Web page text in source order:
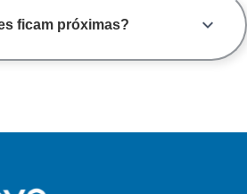
ficam próximas?